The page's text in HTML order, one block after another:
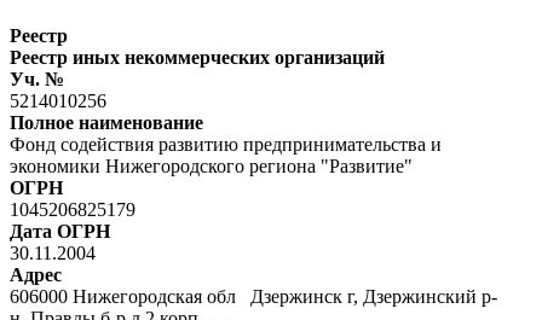
Реестр
Реестр иных некоммерческих организаций
Уч. №
5214010256
Полное наименование
Фонд содействия развитию предпринимательства и
экономики Нижегородского региона "Развитие"
ОГРН
1045206825179
Дата ОГРН
30.11.2004
Адрес
606000 Нижегородская обл Дзержинск г, Дзержинский р-